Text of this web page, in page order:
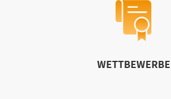
WETTBEWERBE